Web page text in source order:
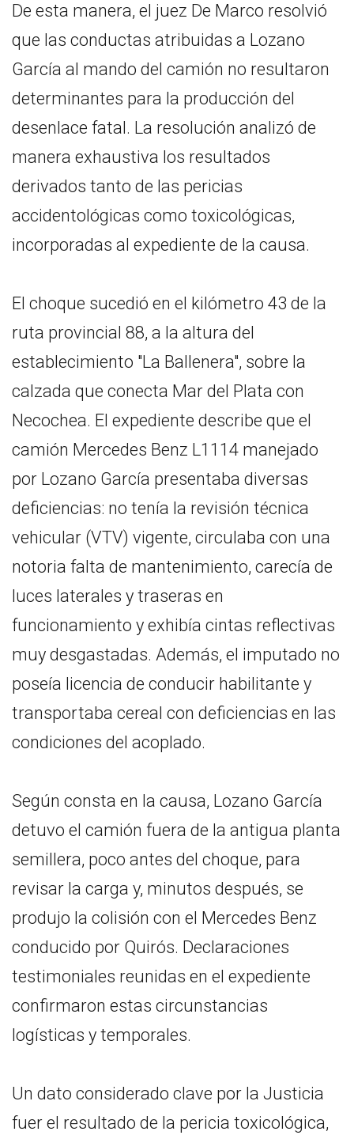
De esta manera, el juez De Marco resolvió
que las conductas atribuidas a Lozano
García al mando del camión no resultaron
determinantes para la producción del
desenlace fatal. La resolución analizó de
manera exhaustiva los resultados
derivados tanto de las pericias
accidentológicas como toxicológicas,
incorporadas al expediente de la causa.
El choque sucedió en el kilómetro 43 de la
ruta provincial 88, a la altura del
establecimiento "La Ballenera", sobre la
calzada que conecta Mar del Plata con
Necochea. El expediente describe que el
camión Mercedes Benz L1114 manejado
por Lozano García presentaba diversas
deficiencias: no tenía la revisión técnica
vehicular (VTV) vigente, circulaba con una
notoria falta de mantenimiento, carecía de
luces laterales y traseras en
funcionamiento y exhibía cintas reflectivas
muy desgastadas. Además, el imputado no
poseía licencia de conducir habilitante y
transportaba cereal con deficiencias en las
condiciones del acoplado.
Según consta en la causa, Lozano García
detuvo el camión fuera de la antigua planta
semillera, poco antes del choque, para
revisar la carga y, minutos después, se
produjo la colisión con el Mercedes Benz
conducido por Quirós. Declaraciones
testimoniales reunidas en el expediente
confirmaron estas circunstancias
logísticas y temporales.
Un dato considerado clave por la Justicia
fuer el resultado de la pericia toxicológica,